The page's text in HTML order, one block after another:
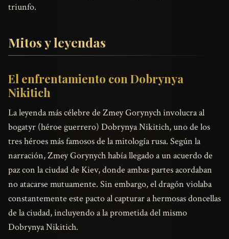
triunfo.
Mitos y leyendas
El enfrentamiento con Dobrynya
Nikitich
La leyenda más célebre de Zmey Gorynych involucra al
bogatyr (héroe guerrero) Dobrynya Nikitich, uno de los
tres héroes más famosos de la mitología rusa. Según la
narración, Zmey Gorynych había llegado a un acuerdo de
paz con la ciudad de Kiev, donde ambas partes acordaban
no atacarse mutuamente. Sin embargo, el dragón violaba
constantemente este pacto al capturar a hermosas doncellas
de la ciudad, incluyendo a la prometida del mismo
Dobrynya Nikitich.